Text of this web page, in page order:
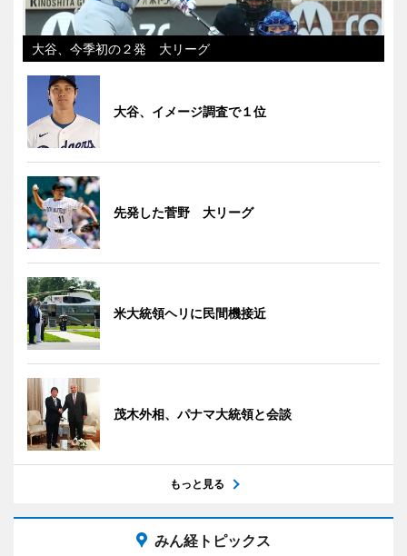
大谷、今季初の２発 大リーグ
大谷、イメージ調査で１位
先発した菅野 大リーグ
米大統領ヘリに民間機接近
茂木外相、パナマ大統領と会談
もっと見る
みん経トピックス